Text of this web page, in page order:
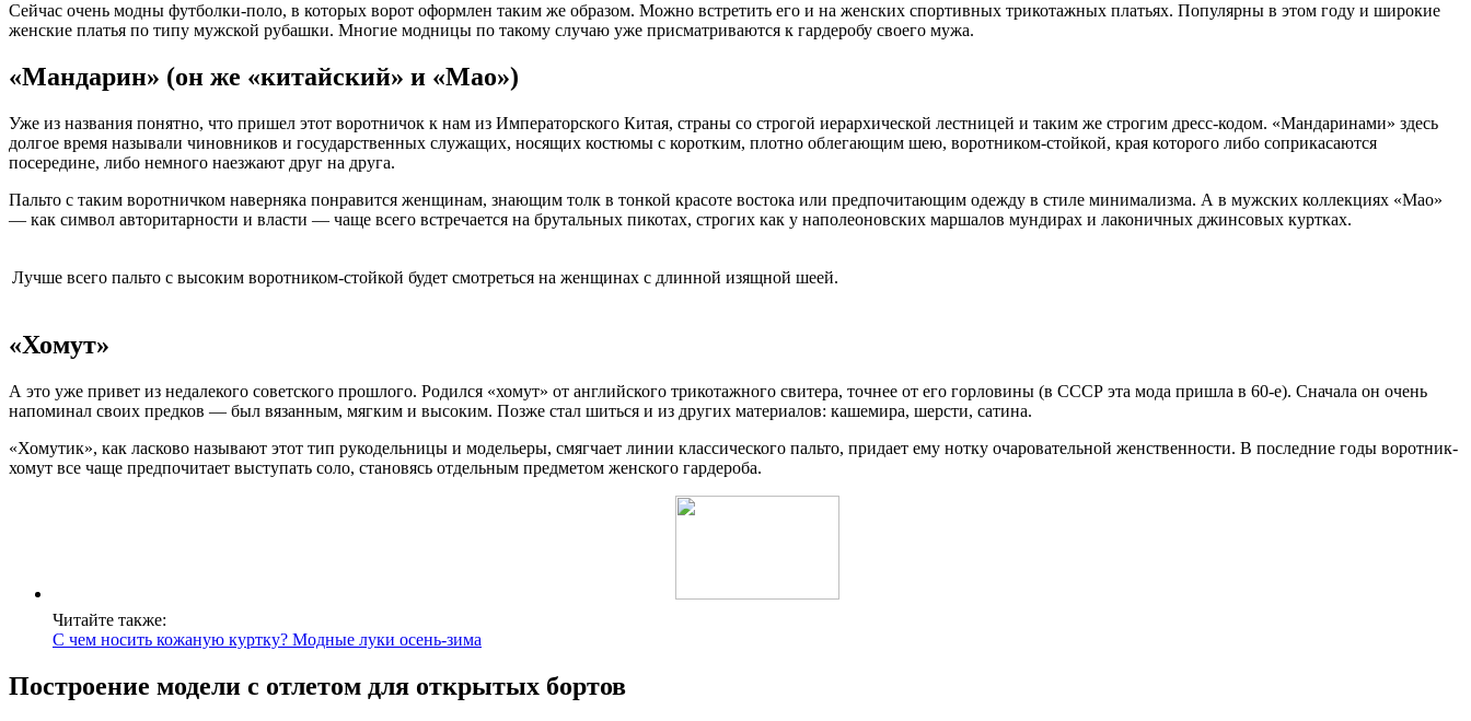
Сейчас очень модны футболки-поло, в которых ворот оформлен таким же образом. Можно встретить его и на женских спортивных трикотажных платьях. Популярны в этом году и широкие
женские платья по типу мужской рубашки. Многие модницы по такому случаю уже присматриваются к гардеробу своего мужа.
«Мандарин» (он же «китайский» и «Мао»)
Уже из названия понятно, что пришел этот воротничок к нам из Императорского Китая, страны со строгой иерархической лестницей и таким же строгим дресс-кодом. «Мандаринами» здесь
долгое время называли чиновников и государственных служащих, носящих костюмы с коротким, плотно облегающим шею, воротником-стойкой, края которого либо соприкасаются
посередине, либо немного наезжают друг на друга.
Пальто с таким воротничком наверняка понравится женщинам, знающим толк в тонкой красоте востока или предпочитающим одежду в стиле минимализма. А в мужских коллекциях «Мао»
— как символ авторитарности и власти — чаще всего встречается на брутальных пикотах, строгих как у наполеоновских маршалов мундирах и лаконичных джинсовых куртках.
Лучше всего пальто с высоким воротником-стойкой будет смотреться на женщинах с длинной изящной шеей.
«Хомут»
А это уже привет из недалекого советского прошлого. Родился «хомут» от английского трикотажного свитера, точнее от его горловины (в СССР эта мода пришла в 60-е). Сначала он очень
напоминал своих предков — был вязанным, мягким и высоким. Позже стал шиться и из других материалов: кашемира, шерсти, сатина.
«Хомутик», как ласково называют этот тип рукодельницы и модельеры, смягчает линии классического пальто, придает ему нотку очаровательной женственности. В последние годы воротник-
хомут все чаще предпочитает выступать соло, становясь отдельным предметом женского гардероба.
Читайте также:
С чем носить кожаную куртку? Модные луки осень-зима
Построение модели с отлетом для открытых бортов